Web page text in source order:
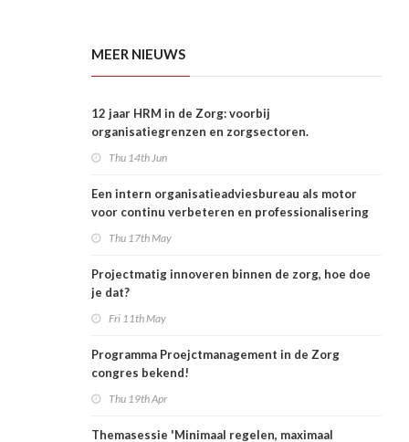
MEER NIEUWS
12 jaar HRM in de Zorg: voorbij
organisatiegrenzen en zorgsectoren.
Thu 14th Jun
Een intern organisatieadviesbureau als motor
voor continu verbeteren en professionalisering
Thu 17th May
Projectmatig innoveren binnen de zorg, hoe doe
je dat?
Fri 11th May
Programma Proejctmanagement in de Zorg
congres bekend!
Thu 19th Apr
Themasessie 'Minimaal regelen, maximaal